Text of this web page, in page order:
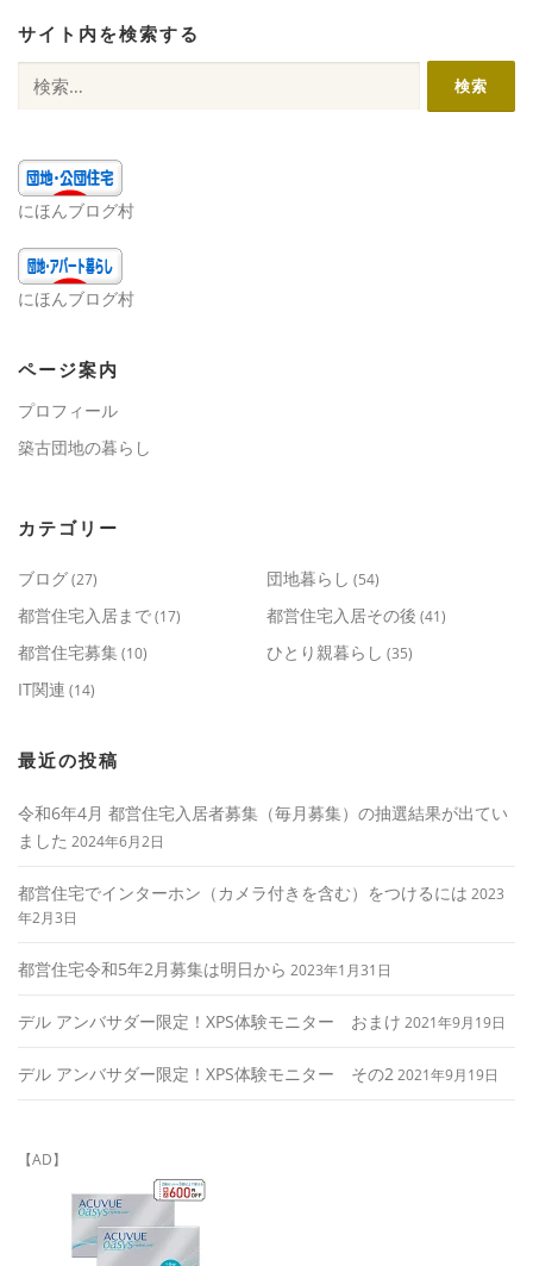
サイト内を検索する
索:
にほんブログ村
にほんブログ村
ページ案内
プロフィール
築古団地の暮らし
カテゴリー
ブログ(27) 団地暮らし (54)
都営住宅入居まで(17) 都営住宅入居その後 (41)
都営住宅募集(10) ひとり親暮らし (35)
IT関連 (14)
最近の投稿
令和6年4月 都営住宅入居者募集（毎月募集）の抽選結果が出てい
ました 2024年6月2日
都営住宅でインターホン（カメラ付きを含む）をつけるには 2023
年2月3日
都営住宅令和5年2月募集は明日から 2023年1月31日
デル アンバサダー限定！XPS体験モニター おまけ 2021年9月19日
デル アンバサダー限定！XPS体験モニター その22021年9月19日
【AD】